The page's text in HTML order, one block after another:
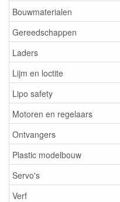
Bouwmaterialen
Gereedschappen
Laders
Lijm en loctite
Lipo safety
Motoren en regelaars
Ontvangers
Plastic modelbouw
Servo's
Verf